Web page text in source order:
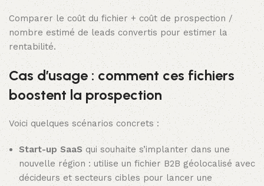
Comparer le coût du fichier + coût de prospection /
nombre estimé de leads convertis pour estimer la
rentabilité.
Cas d’usage : comment ces fichiers
boostent la prospection
Voici quelques scénarios concrets :
Start-up SaaSqui souhaite s’implanter dans une
nouvelle région : utilise un fichier B2B géolocalisé avec
décideurs et secteurs cibles pour lancer une